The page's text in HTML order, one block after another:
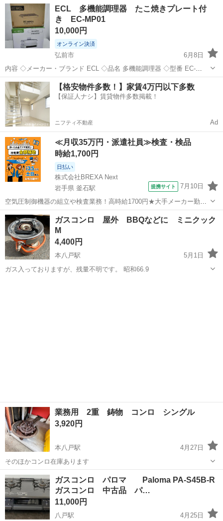
れるのでボタンを押すだけで料理が完成！ 3.材料入れたら、調理の種
類を選んでボタン...
青森 黒石市 キッチン家電 電気圧力鍋
ECL 多機能調理器 たこ焼きプレート付
き EC-MP01
10,000円
オンライン決済
弘前市
6月8日
内容 ◇メーカー・ブランド ECL ◇品名 多機能調理器 ◇型番 EC-
MP01 ◇詳細 動作確認済み。 現金でのお支払いも可能です。 配送も
可能ですので、お気軽にご相談ください。 ◇配送について お買い上
げ...
青森 弘前市 キッチン家電
【格安物件多数！】家賃4万円以下多数
【保証人ナシ】賃貸物件多数掲載！
ニフティ不動産 Ad
≪月収35万円・派遣社員≫検査・検品
時給1,700円
日払い
株式会社BREXA Next
岩手県 釜石駅
提携サイト 7月10日
空気圧制御機器の組立や検査業務！高時給1700円★大手メーカー勤
務！嬉しい寮費無料！ワンルーム寮完備★マイカー通勤OK＆工場敷地
内に無料駐車場あり★！《岩手県釜石市》 人気の工場のお仕事 ◇空気
圧制御機器（シリンダ、バルブ...
岩手 釜石市 釜石駅 その他
ガスコンロ 屋外 BBQなどに ミニクック
M
4,400円
本八戸駅
5月1日
ガス入っておりますが、残量不明です。 昭和66.9
業務用 2重 鋳物 コンロ シングル
3,920円
本八戸駅
4月27日
そのほかコンロ在庫あります
青森 八戸市 キッチン家電
ガスコンロ パロマ Paloma PA-S45B-R
ガスコンロ 中古品 パ…
11,000円
八戸駅
4月25日